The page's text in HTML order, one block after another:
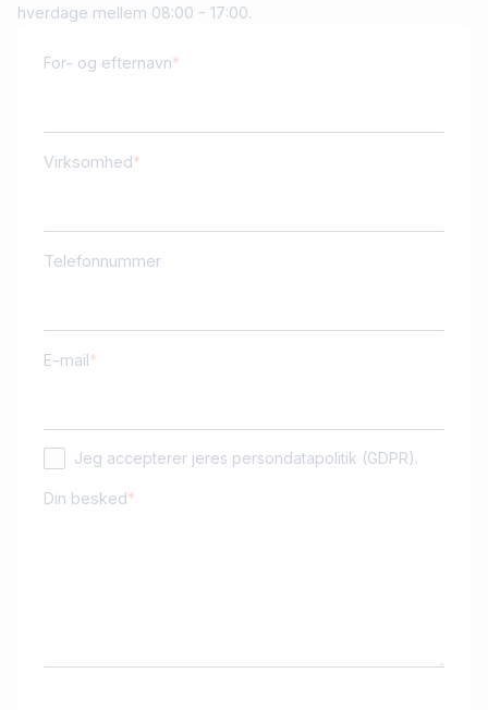
hverdage mellem 08:00 - 17:00.
For- og efternavn
Virksomhed
Telefonnummer
E-mail
Jeg accepterer jeres persondatapolitik (GDPR).
Din besked